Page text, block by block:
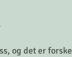
og det er